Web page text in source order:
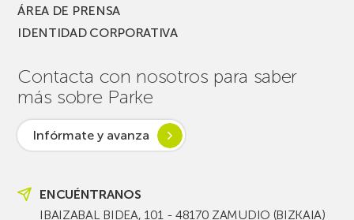
ÁREA DE PRENSA
IDENTIDAD CORPORATIVA
Contacta con nosotros para saber
más sobre Parke
Infórmate y avanza
ENCUÉNTRANOS
IBAIZABAL BIDEA, 101 - 48170 ZAMUDIO (BIZKAIA)